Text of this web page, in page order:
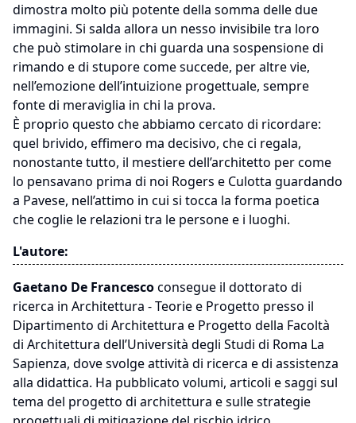
dimostra molto più potente della somma delle due
immagini. Si salda allora un nesso invisibile tra loro
che può stimolare in chi guarda una sospensione di
rimando e di stupore come succede, per altre vie,
nell’emozione dell’intuizione progettuale, sempre
fonte di meraviglia in chi la prova.
È proprio questo che abbiamo cercato di ricordare:
quel brivido, effimero ma decisivo, che ci regala,
nonostante tutto, il mestiere dell’architetto per come
lo pensavano prima di noi Rogers e Culotta guardando
a Pavese, nell’attimo in cui si tocca la forma poetica
che coglie le relazioni tra le persone e i luoghi.
L'autore:
Gaetano De Francescoconsegue il dottorato di
ricerca in Architettura - Teorie e Progetto presso il
Dipartimento di Architettura e Progetto della Facoltà
di Architettura dell’Università degli Studi di Roma La
Sapienza, dove svolge attività di ricerca e di assistenza
alla didattica. Ha pubblicato volumi, articoli e saggi sul
tema del progetto di architettura e sulle strategie